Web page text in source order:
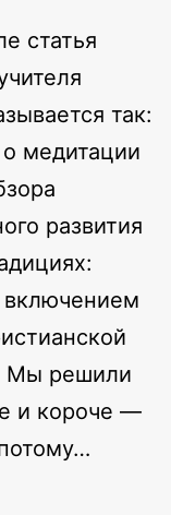
статья
так:
медитации
развития
включением
Мы решили
и короче —